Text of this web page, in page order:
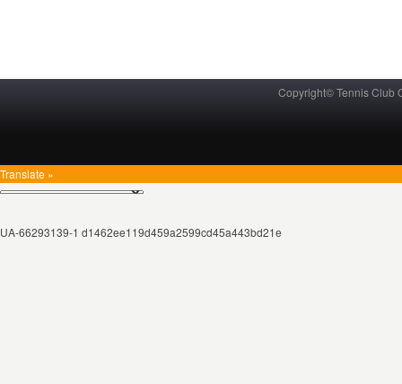
Copyright© Tennis Club
Translate »
UA-66293139-1 d1462ee119d459a2599cd45a443bd21e